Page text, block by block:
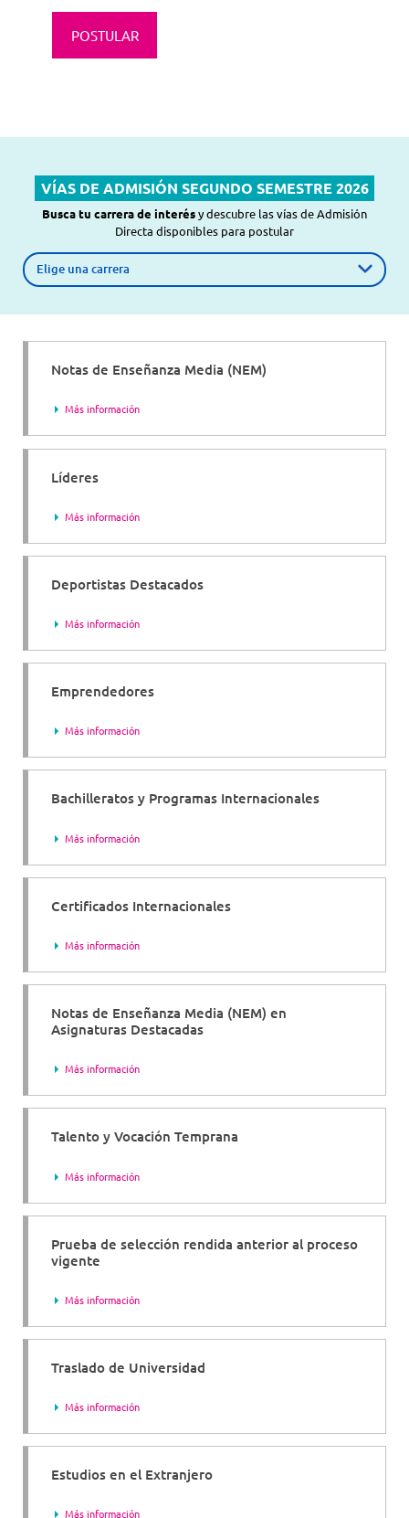
POSTULAR
VÍAS DE ADMISIÓN SEGUNDO SEMESTRE 2026
Busca tu carrera de interésy descubre las vías de Admisión
Directa disponibles para postular
Carrera de interés
Notas de Enseñanza Media (NEM)
Más información
Líderes
Más información
Deportistas Destacados
Más información
Emprendedores
Más información
Bachilleratos y Programas Internacionales
Más información
Certificados Internacionales
Más información
Notas de Enseñanza Media (NEM) en
Asignaturas Destacadas
Más información
Talento y Vocación Temprana
Más información
Prueba de selección rendida anterior al proceso
vigente
Más información
Traslado de Universidad
Más información
Estudios en el Extranjero
Más información